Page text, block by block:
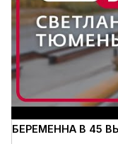
БЕРЕМЕННА В 45